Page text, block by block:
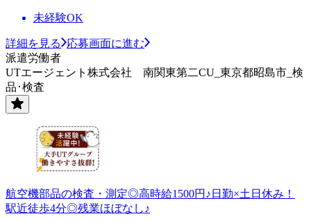
未経験OK
詳細を見る
応募画面に進む
派遣労働者
UTエージェント株式会社 南関東第二CU_東京都昭島市_検
品･検査
航空機部品の検査・測定◎高時給1500円♪日勤×土日休み！
駅近徒歩4分◎残業ほぼなし♪